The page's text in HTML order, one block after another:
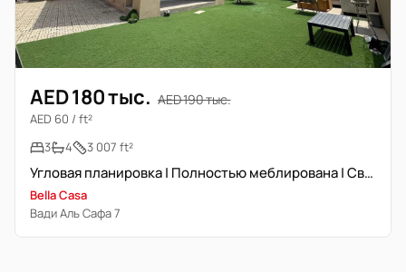
AED 180 тыс. AED 190 тыс.
AED 60 / ft²
3
4 3 007 ft²
Угловая планировка | Полностью меблирована | Свободна с сентября
Bella Casa
Вади Аль Сафа 7